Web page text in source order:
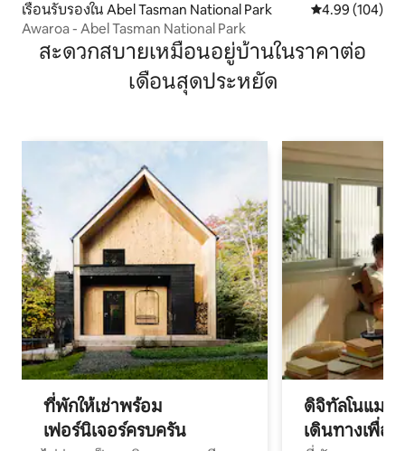
เรือนรับรองใน Abel Tasman National Park คะแนนเฉลี่ย
4.99 (104)
Awaroa - Abel Tasman National Park
สะดวกสบายเหมือนอยู่บ้านในราคาต่อ
เดือนสุดประหยัด
ที่พักให้เช่าพร้อม
เฟอร์นิเจอร์ครบครัน
ดิจิทัลโนแมด
เดินทางเพื่อ